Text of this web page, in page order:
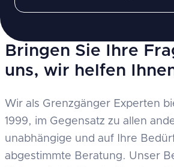
Bringen Sie Ihre
uns, wir helfen
Wir als Grenzgänger Experten
1999, im Gegensatz zu allen
unabhängige und auf Ihre
abgestimmte Beratung. Unser